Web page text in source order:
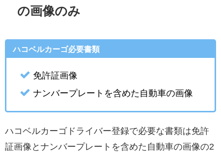
の画像のみ
ハコベルカーゴ必要書類
免許証画像
ナンバープレートを含めた自動車の画像
ハコベルカーゴドライバー登録で必要な書類は免許
証画像とナンバープレートを含めた自動車の画像の2